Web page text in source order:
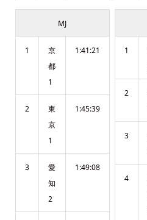
MJ
1
京
都
1
1:41:21
2
東
京
1
1:45:39
3
愛
知
2
1:49:08
1
2
3
4